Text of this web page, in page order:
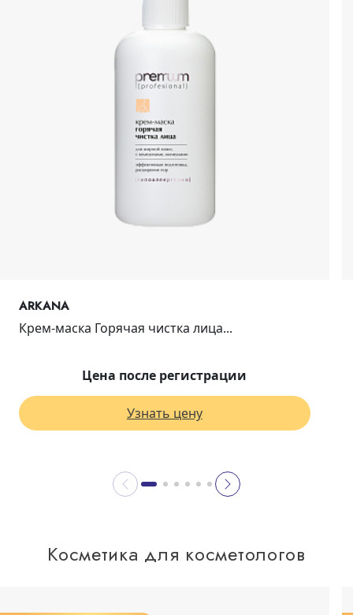
ARKANA
Крем-маска Горячая чистка лица...
Цена после регистрации
Узнать цену
Косметика для косметологов